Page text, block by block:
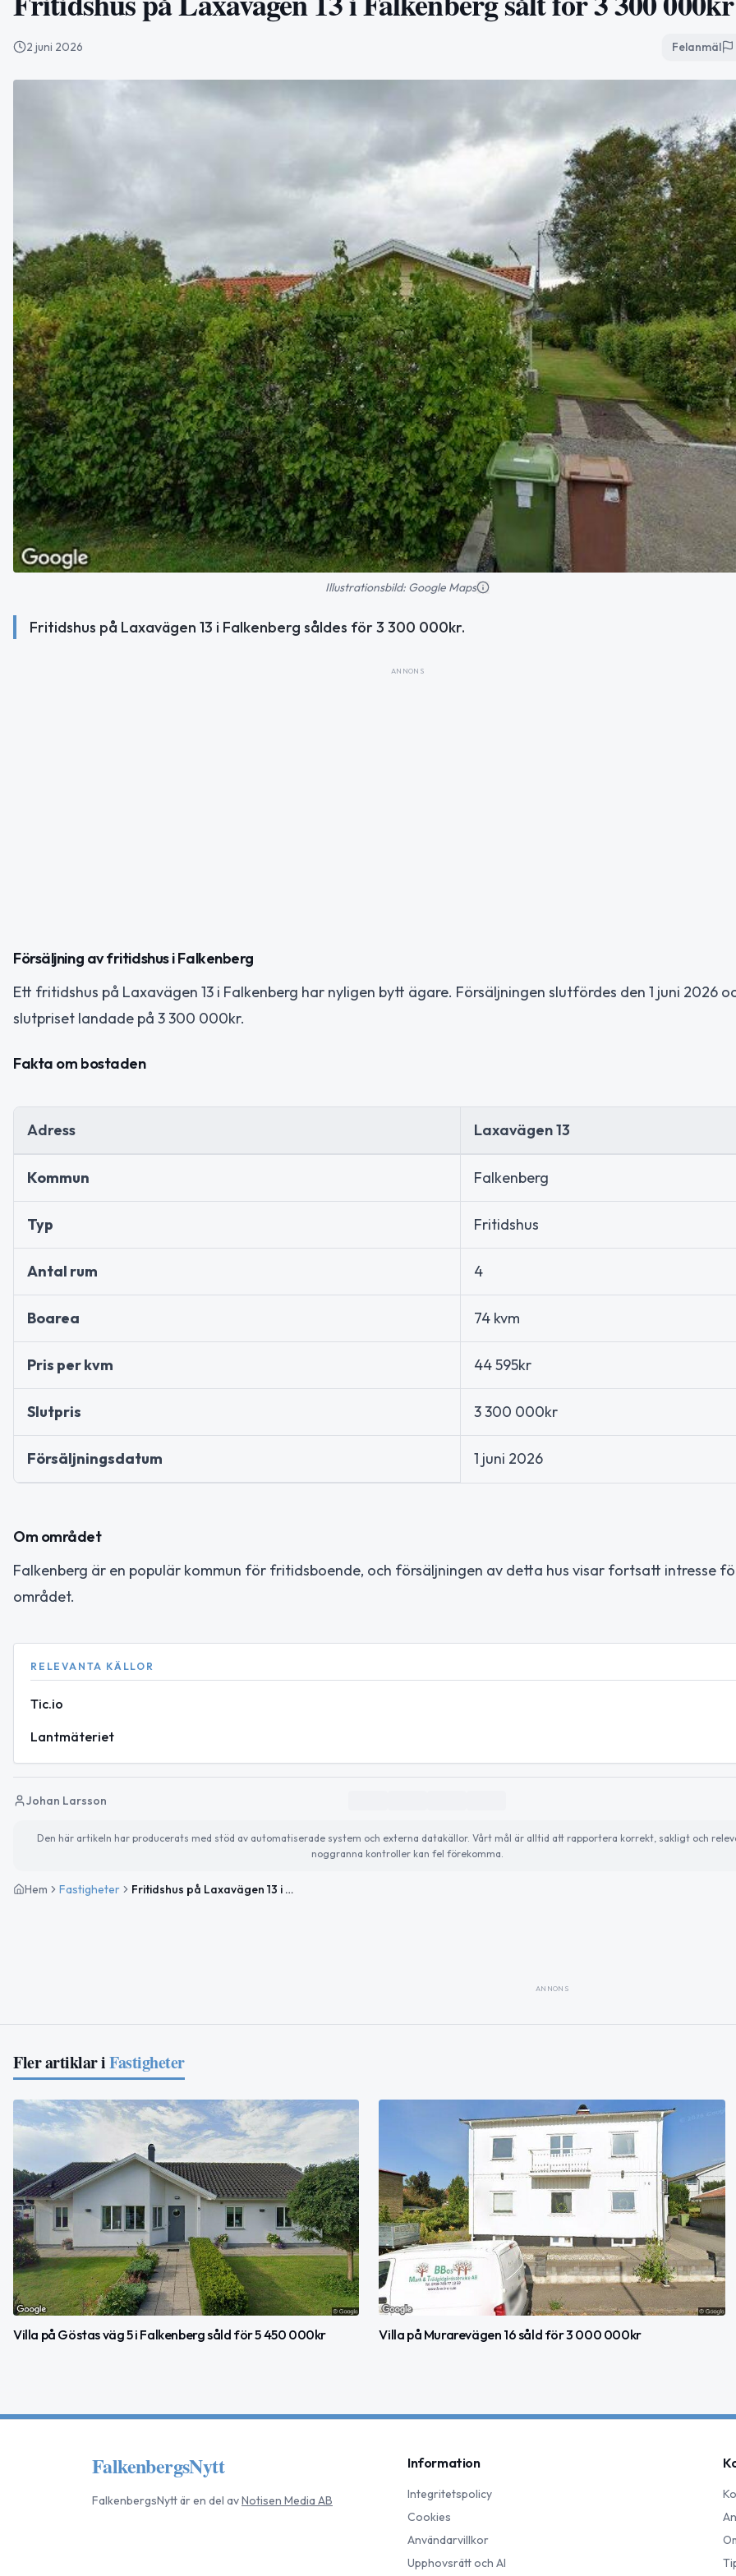
2 juni 2026 Felanmäl
Illustrationsbild: Google Maps
Fritidshus på Laxavägen 13 i Falkenberg såldes för 3 300 000kr.
ANNONS
Försäljning av fritidshus i Falkenberg
Ett fritidshus på Laxavägen 13 i Falkenberg har nyligen bytt ägare. Försäljningen slutfördes den 1 juni 2026
slutpriset landade på 3 300 000kr.
Fakta om bostaden
Adress Laxavägen 13
Kommun Falkenberg
Typ Fritidshus
Antal rum 4
Boarea 74 kvm
Pris per kvm 44 595kr
Slutpris 3 300 000kr
Försäljningsdatum 1 juni 2026
Om området
Falkenberg är en populär kommun för fritidsboende, och försäljningen av detta hus visar fortsatt intresse
området.
RELEVANTA KÄLLOR
Tic.io
Lantmäteriet
Johan Larsson
Den här artikeln har producerats med stöd av automatiserade system och externa datakällor. Vårt mål är alltid att rapportera korrekt, sakligt och
noggranna kontroller kan fel förekomma.
Hem Fastigheter Fritidshus på Laxavägen 13 i Falkenberg sålt för 3 300 000kr
ANNONS
Fler artiklar iFastigheter
Villa på Göstas väg 5 i Falkenberg såld för 5 450 000kr Villa på Murarevägen 16 såld för 3 000 000kr
FalkenbergsNytt
FalkenbergsNyttär en del avNotisen Media AB
Information
Integritetspolicy
Cookies
Användarvillkor
Upphovsrätt och AI